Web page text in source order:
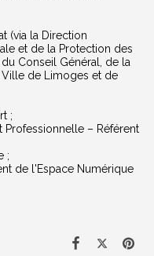
(via la Direction
et de la Protection des
Conseil Général, de la
Ville de Limoges et de
;
Professionnelle – Référent
;
de l'Espace Numérique